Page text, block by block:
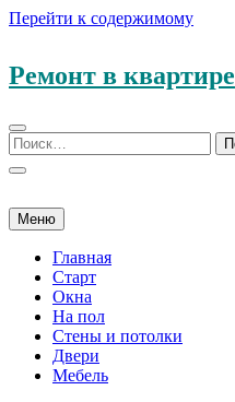
Перейти к содержимому
Ремонт в квартире
Меню
Главная
Старт
Окна
На пол
Стены и потолки
Двери
Мебель